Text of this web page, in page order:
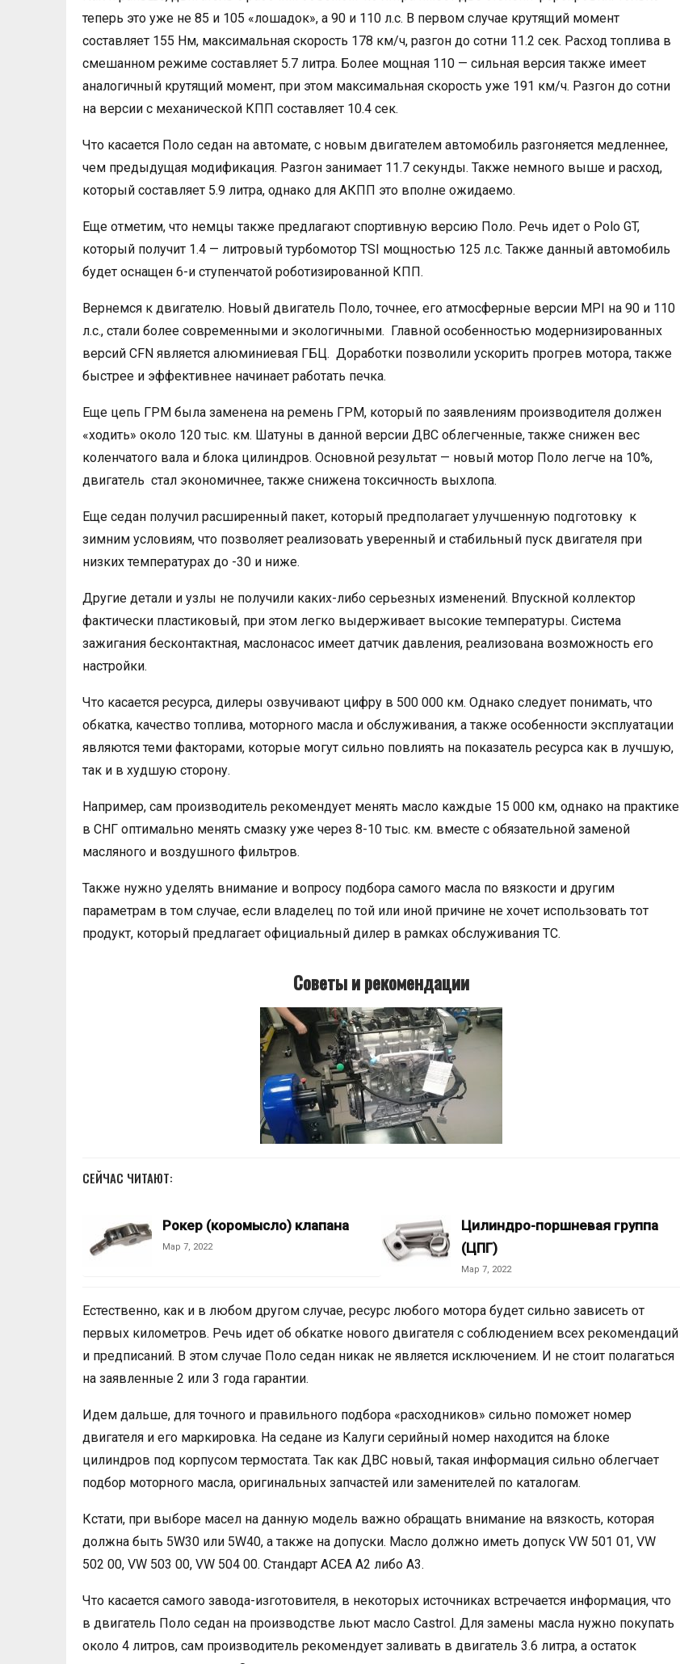
теперь это уже не 85 и 105 «лошадок», а 90 и 110 л.с. В первом случае крутящий момент
составляет 155 Нм, максимальная скорость 178 км/ч, разгон до сотни 11.2 сек. Расход топлива в
смешанном режиме составляет 5.7 литра. Более мощная 110 — сильная версия также имеет
аналогичный крутящий момент, при этом максимальная скорость уже 191 км/ч. Разгон до сотни
на версии с механической КПП составляет 10.4 сек.
Что касается Поло седан на автомате, с новым двигателем автомобиль разгоняется медленнее,
чем предыдущая модификация. Разгон занимает 11.7 секунды. Также немного выше и расход,
который составляет 5.9 литра, однако для АКПП это вполне ожидаемо.
Еще отметим, что немцы также предлагают спортивную версию Поло. Речь идет о Polo GT,
который получит 1.4 — литровый турбомотор TSI мощностью 125 л.с. Также данный автомобиль
будет оснащен 6-и ступенчатой роботизированной КПП.
Вернемся к двигателю. Новый двигатель Поло, точнее, его атмосферные версии MPI на 90 и 110
л.с., стали более современными и экологичными. Главной особенностью модернизированных
версий CFN является алюминиевая ГБЦ. Доработки позволили ускорить прогрев мотора, также
быстрее и эффективнее начинает работать печка.
Еще цепь ГРМ была заменена на ремень ГРМ, который по заявлениям производителя должен
«ходить» около 120 тыс. км. Шатуны в данной версии ДВС облегченные, также снижен вес
коленчатого вала и блока цилиндров. Основной результат — новый мотор Поло легче на 10%,
двигатель стал экономичнее, также снижена токсичность выхлопа.
Еще седан получил расширенный пакет, который предполагает улучшенную подготовку к
зимним условиям, что позволяет реализовать уверенный и стабильный пуск двигателя при
низких температурах до -30 и ниже.
Другие детали и узлы не получили каких-либо серьезных изменений. Впускной коллектор
фактически пластиковый, при этом легко выдерживает высокие температуры. Система
зажигания бесконтактная, маслонасос имеет датчик давления, реализована возможность его
настройки.
Что касается ресурса, дилеры озвучивают цифру в 500 000 км. Однако следует понимать, что
обкатка, качество топлива, моторного масла и обслуживания, а также особенности эксплуатации
являются теми факторами, которые могут сильно повлиять на показатель ресурса как в лучшую,
так и в худшую сторону.
Например, сам производитель рекомендует менять масло каждые 15 000 км, однако на практике
в СНГ оптимально менять смазку уже через 8-10 тыс. км. вместе с обязательной заменой
масляного и воздушного фильтров.
Также нужно уделять внимание и вопросу подбора самого масла по вязкости и другим
параметрам в том случае, если владелец по той или иной причине не хочет использовать тот
продукт, который предлагает официальный дилер в рамках обслуживания ТС.
Советы и рекомендации
СЕЙЧАС ЧИТАЮТ:
Рокер (коромысло) клапана
Мар 7, 2022
Цилиндро-поршневая группа
(ЦПГ)
Мар 7, 2022
Естественно, как и в любом другом случае, ресурс любого мотора будет сильно зависеть от
первых километров. Речь идет об обкатке нового двигателя с соблюдением всех рекомендаций
и предписаний. В этом случае Поло седан никак не является исключением. И не стоит полагаться
на заявленные 2 или 3 года гарантии.
Идем дальше, для точного и правильного подбора «расходников» сильно поможет номер
двигателя и его маркировка. На седане из Калуги серийный номер находится на блоке
цилиндров под корпусом термостата. Так как ДВС новый, такая информация сильно облегчает
подбор моторного масла, оригинальных запчастей или заменителей по каталогам.
Кстати, при выборе масел на данную модель важно обращать внимание на вязкость, которая
должна быть 5W30 или 5W40, а также на допуски. Масло должно иметь допуск VW 501 01, VW
502 00, VW 503 00, VW 504 00. Стандарт ACEA A2 либо A3.
Что касается самого завода-изготовителя, в некоторых источниках встречается информация, что
в двигатель Поло седан на производстве льют масло Castrol. Для замены масла нужно покупать
около 4 литров, сам производитель рекомендует заливать в двигатель 3.6 литра, а остаток